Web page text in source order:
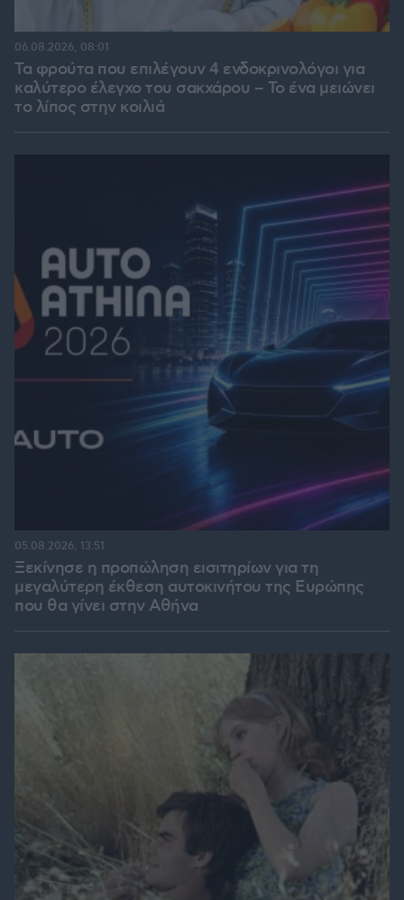
Τα φρούτα που επιλέγουν 4 ενδοκρινολόγοι για
καλύτερο έλεγχο του σακχάρου – Το ένα μειώνει
το λίπος στην κοιλιά
06.08.2026, 08:01
Ξεκίνησε η προπώληση εισιτηρίων για τη
μεγαλύτερη έκθεση αυτοκινήτου της Ευρώπης
που θα γίνει στην Αθήνα
05.08.2026, 13:51